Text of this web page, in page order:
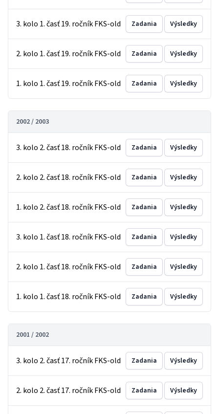
3. kolo 1. časť 19. ročník FKS-old Zadania Výsledky
2. kolo 1. časť 19. ročník FKS-old Zadania Výsledky
1. kolo 1. časť 19. ročník FKS-old Zadania Výsledky
2002 / 2003
3. kolo 2. časť 18. ročník FKS-old Zadania Výsledky
2. kolo 2. časť 18. ročník FKS-old Zadania Výsledky
1. kolo 2. časť 18. ročník FKS-old Zadania Výsledky
3. kolo 1. časť 18. ročník FKS-old Zadania Výsledky
2. kolo 1. časť 18. ročník FKS-old Zadania Výsledky
1. kolo 1. časť 18. ročník FKS-old Zadania Výsledky
2001 / 2002
3. kolo 2. časť 17. ročník FKS-old Zadania Výsledky
2. kolo 2. časť 17. ročník FKS-old Zadania Výsledky